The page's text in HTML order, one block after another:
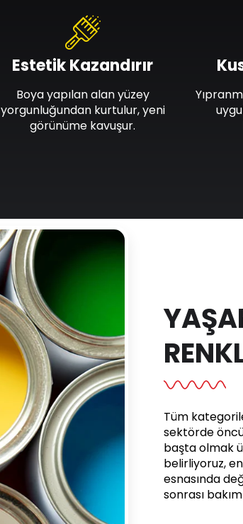
Estetik Kazandırır
Boya yapılan alan yüzey
yorgunluğundan kurtulur, yeni
görünüme kavuşur.
Tüm
sektörde
başta olmak
belirliyoruz,
esnasında
sonrası